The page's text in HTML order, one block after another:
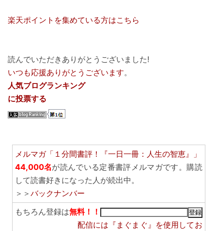
楽天ポイントを集めている方はこちら
読んでいただきありがとうございました!
いつも応援ありがとうございます。
人気ブログランキング
に投票する
メルマガ「１分間書評！『一日一冊：人生の智恵』」
44,000名が読んでいる定番書評メルマガです。購読
して読書好きになった人が続出中。
＞＞ バックナンバー
もちろん登録は無料！！
配信には 『まぐまぐ』 を使用してお